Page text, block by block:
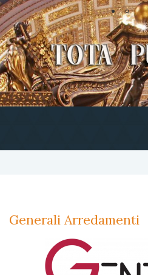
Generali Arredamenti